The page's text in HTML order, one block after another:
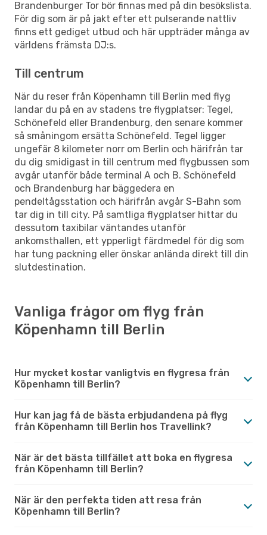
Brandenburger Tor bör finnas med på din besökslista.
För dig som är på jakt efter ett pulserande nattliv
finns ett gediget utbud och här uppträder många av
världens främsta DJ:s.
Till centrum
När du reser från Köpenhamn till Berlin med flyg
landar du på en av stadens tre flygplatser: Tegel,
Schönefeld eller Brandenburg, den senare kommer
så småningom ersätta Schönefeld. Tegel ligger
ungefär 8 kilometer norr om Berlin och härifrån tar
du dig smidigast in till centrum med flygbussen som
avgår utanför både terminal A och B. Schönefeld
och Brandenburg har bäggedera en
pendeltågsstation och härifrån avgår S-Bahn som
tar dig in till city. På samtliga flygplatser hittar du
dessutom taxibilar väntandes utanför
ankomsthallen, ett ypperligt färdmedel för dig som
har tung packning eller önskar anlända direkt till din
slutdestination.
Vanliga frågor om flyg från
Köpenhamn till Berlin
Hur mycket kostar vanligtvis en flygresa från
Köpenhamn till Berlin?
Hur kan jag få de bästa erbjudandena på flyg
från Köpenhamn till Berlin hos Travellink?
När är det bästa tillfället att boka en flygresa
från Köpenhamn till Berlin?
När är den perfekta tiden att resa från
Köpenhamn till Berlin?